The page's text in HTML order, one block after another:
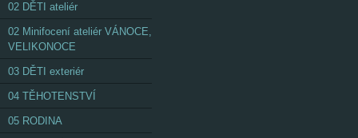
02 DĚTI ateliér
02 Minifocení ateliér VÁNOCE,
VELIKONOCE
03 DĚTI exteriér
04 TĚHOTENSTVÍ
05 RODINA